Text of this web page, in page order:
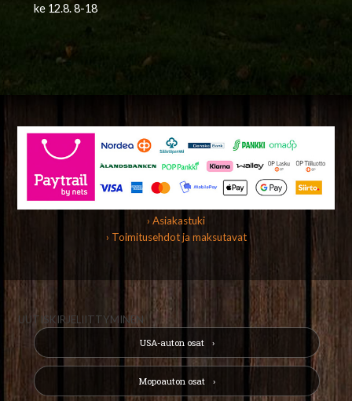
ke 12.8. 8-18
› Asiakastuki
› Toimitusehdot ja maksutavat
UUTISKIRJELIITTYMINEN
USA-auton osat
Mopoauton osat